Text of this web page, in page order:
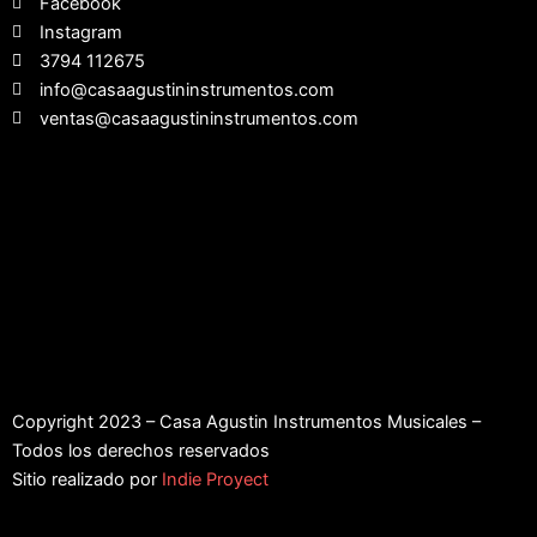
Instagram
3794 112675
info@casaagustininstrumentos.com
ventas@casaagustininstrumentos.com
Copyright 2023 – Casa Agustin Instrumentos Musicales –
Todos los derechos reservados
Sitio realizado por Indie Proyect